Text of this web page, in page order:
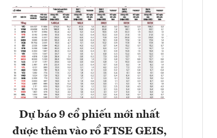
Dự báo 9 cổ phiếu mới nhất
được thêm vào rổ FTSE GEIS,